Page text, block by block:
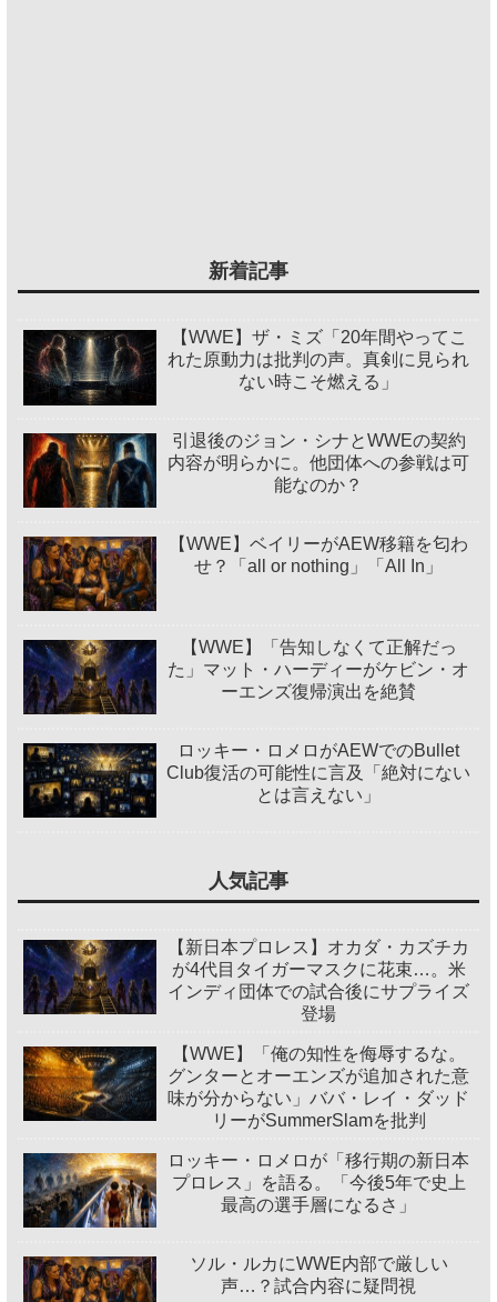
新着記事
【WWE】ザ・ミズ「20年間やってこ
れた原動力は批判の声。真剣に見られ
ない時こそ燃える」
引退後のジョン・シナとWWEの契約
内容が明らかに。他団体への参戦は可
能なのか？
【WWE】ベイリーがAEW移籍を匂わ
せ？「all or nothing」「All In」
【WWE】「告知しなくて正解だっ
た」マット・ハーディーがケビン・オ
ーエンズ復帰演出を絶賛
ロッキー・ロメロがAEWでのBullet
Club復活の可能性に言及「絶対にない
とは言えない」
人気記事
【新日本プロレス】オカダ・カズチカ
が4代目タイガーマスクに花束…。米
インディ団体での試合後にサプライズ
登場
【WWE】「俺の知性を侮辱するな。
グンターとオーエンズが追加された意
味が分からない」ババ・レイ・ダッド
リーがSummerSlamを批判
ロッキー・ロメロが「移行期の新日本
プロレス」を語る。「今後5年で史上
最高の選手層になるさ」
ソル・ルカにWWE内部で厳しい
声…？試合内容に疑問視